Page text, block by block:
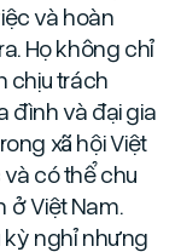
và hoàn
Họ không chỉ
chịu trách
đình và đại gia
xã hội Việt
có thể chu
ở Việt Nam.
kỳ nghỉ nhưng